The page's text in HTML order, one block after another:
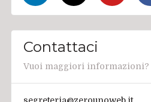
Contattaci
Vuoi maggiori informazioni?
segreteria@zerounoweb.it